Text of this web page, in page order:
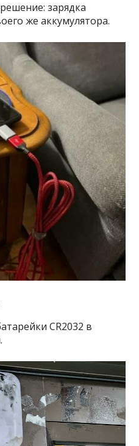
зарядка
же аккумулятора.
CR2032 в